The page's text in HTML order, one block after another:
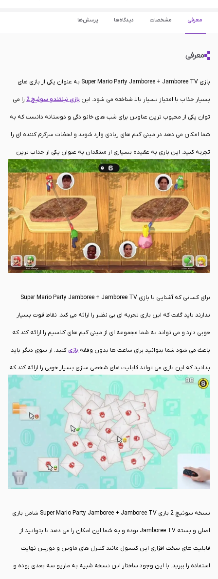
معرفی مشخصات دیدگاه‌ها پرسش‌ها
معرفی
بازی Super Mario Party Jamboree + Jamboree TV به عنوان یکی از بازی های
بسیار جذاب با امتیاز بسیار بالا شناخته می شود. این بازی نینتندو سوئیچ 2 را می
توان یکی از محبوب ترین عناوین برای شب های خانوادگی و دوستانه دانست که به
شما امکان می دهد در مینی گیم های زیادی وارد شوید و لحظات سرگرم کننده ای را
تجربه کنید. این بازی به عقیده بسیاری از منتقدان به عنوان یکی از جذاب ترین
عناوین بازار شناخته می شود و با ارائه بصری خیره کننده در کنار استانداردهای
جدیدی که به این منظور ارائه می دهد می تواند برای تمامی گیمرها بسیار جذاب
باشد. در نظر داشته باشید که بازی Super Mario Party Jamboree + Jamboree
TV با وجود جذابیت هایی که دارد می تواند یکی از بهترین انتخاب های پیش روی
شما باشد. این بازی پیش از 120 ساعت محتوا داشته و می تواند تجربه ای جدید از
ماریو را برای شما بسازد.
برای کسانی که آشنایی با بازی Super Mario Party Jamboree + Jamboree TV
ندارند باید گفت که این بازی تجربه ای بی نظیر را ارائه می کند. نقاط قوت بسیار
خوبی دارد و می تواند به شما مجموعه ای از مینی گیم های کلاسیم را ارائه کند که
باعث می شود شما بتوانید برای ساعت ها بدون وقفه بازیکنید. از سوی دیگر باید
بدانید که این بازی می تواند قابلیت های شخصی سازی بسیار خوبی را ارائه کند که
همین مسئله باعث می شود گیمر انعطاف پذیری بالایی را انتظار داشته باشد. از
لحاظ گرافیک رنگارنگ و جزئیات دقیق و انیمیشن های مربوط به شخصیت ها و
طراحی محیط ها، حس یک مهمانی شاد و پر انرژی را دریافت خواهید کرد.
نسخه سوئیچ 2 بازی Super Mario Party Jamboree + Jamboree TV شامل بازی
اصلی و بسته Jamboree TV بوده و به شما این امکان را می دهد تا بتوانید از
قابلیت های سخت افزاری این کنسول مانند کنترل های ماوس و دوربین نهایت
استفاده را ببرید. با این وجود ساختار این نسخه شبیه به ماریو سه بعدی بوده و